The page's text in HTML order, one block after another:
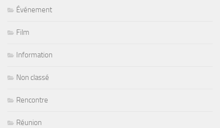
Événement
Film
Information
Non classé
Rencontre
Réunion